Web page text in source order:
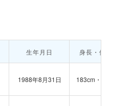
生年月日 身長・体重
1988年8月31日 183cm・80kg